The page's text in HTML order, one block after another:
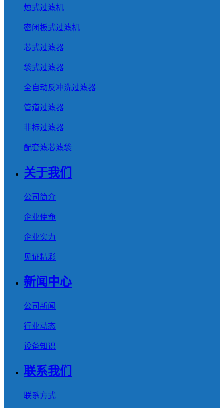
烛式过滤机
密闭板式过滤机
芯式过滤器
袋式过滤器
全自动反冲洗过滤器
管道过滤器
非标过滤器
配套滤芯滤袋
关于我们
公司简介
企业使命
企业实力
见证精彩
新闻中心
公司新闻
行业动态
设备知识
联系我们
联系方式